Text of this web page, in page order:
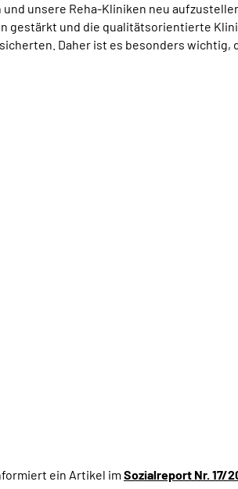
unsere Reha-Kliniken neu
gestärkt und die qualitätsorientierte
Daher ist es besonders wichtig,
ein Artikel im Sozialreport Nr. 17/